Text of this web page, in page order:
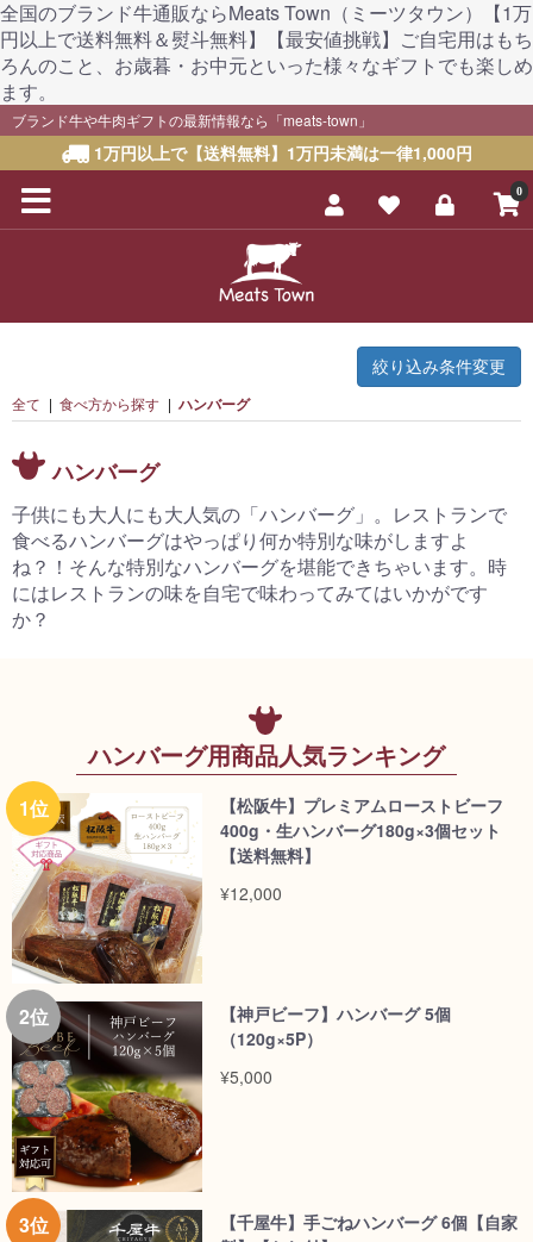
全国のブランド牛通販ならMeats Town（ミーツタウン）【1万
円以上で送料無料＆熨斗無料】【最安値挑戦】ご自宅用はもち
ろんのこと、お歳暮・お中元といった様々なギフトでも楽しめ
ます。
ブランド牛や牛肉ギフトの最新情報なら「meats-town」
1万円以上で【送料無料】1万円未満は一律1,000円
0
絞り込み条件変更
全て | 食べ方から探す | ハンバーグ
ハンバーグ
子供にも大人にも大人気の「ハンバーグ」。レストランで
食べるハンバーグはやっぱり何か特別な味がしますよ
ね？！そんな特別なハンバーグを堪能できちゃいます。時
にはレストランの味を自宅で味わってみてはいかがです
か？
ハンバーグ用商品人気ランキング
【松阪牛】プレミアムローストビーフ
400g・生ハンバーグ180g×3個セット
【送料無料】
¥12,000
【神戸ビーフ】ハンバーグ 5個
（120g×5P）
¥5,000
【千屋牛】手ごねハンバーグ 6個【自家